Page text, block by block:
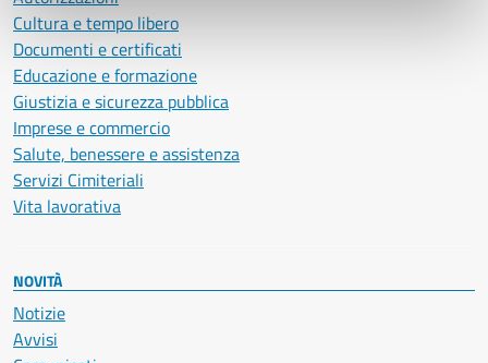
Cultura e tempo libero
Documenti e certificati
Educazione e formazione
Giustizia e sicurezza pubblica
Imprese e commercio
Salute, benessere e assistenza
Servizi Cimiteriali
Vita lavorativa
NOVITÀ
Notizie
Avvisi